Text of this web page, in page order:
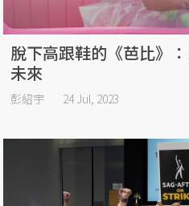
脫下高跟鞋的《芭比》
未來
彭紹宇 24 Jul, 2023